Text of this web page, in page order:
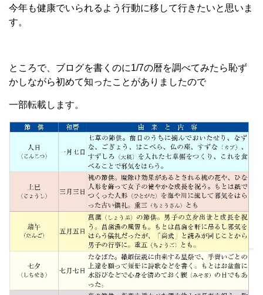
今年も健康でいられるよう行動に移して行きたいと思いま
す。
ところで、ブログを書くのに1/7の暦を調べてみたら恥ず
かしながら初めて知ったことがありましたので
一部転載します。